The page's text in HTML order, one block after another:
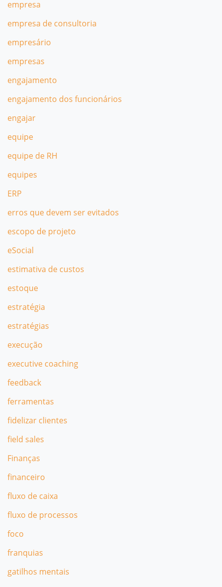
empresa
empresa de consultoria
empresário
empresas
engajamento
engajamento dos funcionários
engajar
equipe
equipe de RH
equipes
ERP
erros que devem ser evitados
escopo de projeto
eSocial
estimativa de custos
estoque
estratégia
estratégias
execução
executive coaching
feedback
ferramentas
fidelizar clientes
field sales
Finanças
financeiro
fluxo de caixa
fluxo de processos
foco
franquias
gatilhos mentais